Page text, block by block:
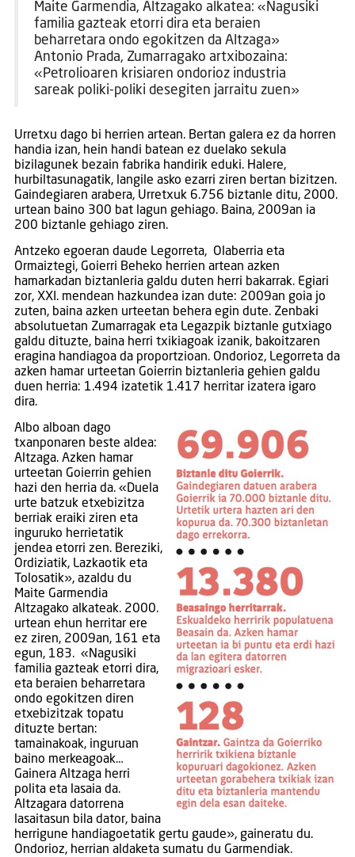
Maite Garmendia, Altzagako alkatea: «Nagusiki
familia gazteak etorri dira eta beraien
beharretara ondo egokitzen da Altzaga»
Antonio Prada, Zumarragako artxibozaina:
«Petrolioaren krisiaren ondorioz industria
sareak poliki-poliki desegiten jarraitu zuen»
Urretxu dago bi herrien artean. Bertan galera ez da horren
handia izan, hein handi batean ez duelako sekula
bizilagunek bezain fabrika handirik eduki. Halere,
hurbiltasunagatik, langile asko ezarri ziren bertan bizitzen.
Gaindegiaren arabera, Urretxuk 6.756 biztanle ditu, 2000.
urtean baino 300 bat lagun gehiago. Baina, 2009an ia
200 biztanle gehiago ziren.
Antzeko egoeran daude Legorreta, Olaberria eta
Ormaiztegi, Goierri Beheko herrien artean azken
hamarkadan biztanleria galdu duten herri bakarrak. Egiari
zor, XXI. mendean hazkundea izan dute: 2009an goia jo
zuten, baina azken urteetan behera egin dute. Zenbaki
absolutuetan Zumarragak eta Legazpik biztanle gutxiago
galdu dituzte, baina herri txikiagoak izanik, bakoitzaren
eragina handiagoa da proportzioan. Ondorioz, Legorreta da
azken hamar urteetan Goierrin biztanleria gehien galdu
duen herria: 1.494 izatetik 1.417 herritar izatera igaro
dira.
Albo alboan dago
txanponaren beste aldea:
Altzaga. Azken hamar
urteetan Goierrin gehien
hazi den herria da. «Duela
urte batzuk etxebizitza
berriak eraiki ziren eta
inguruko herrietatik
jendea etorri zen. Bereziki,
Ordiziatik, Lazkaotik eta
Tolosatik», azaldu du
Maite Garmendia
Altzagako alkateak. 2000.
urtean ehun herritar ere
ez ziren, 2009an, 161 eta
egun, 183. «Nagusiki
familia gazteak etorri dira,
eta beraien beharretara
ondo egokitzen diren
etxebizitzak topatu
dituzte bertan:
tamainakoak, inguruan
baino merkeagoak…
Gainera Altzaga herri
polita eta lasaia da.
Altzagara datorrena
lasaitasun bila dator, baina
herrigune handiagoetatik gertu gaude», gaineratu du.
Ondorioz, herrian aldaketa sumatu du Garmendiak.